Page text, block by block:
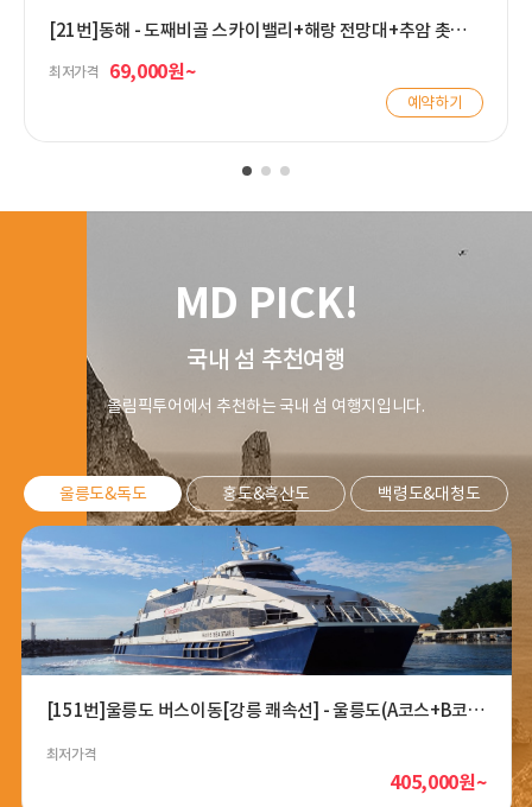
[21번]동해 - 도째비골 스카이밸리+해랑 전망대+추암 촛대바
최저가격 69,000원~
예약하기
MD PICK!
국내 섬 추천여행
올림픽투어에서 추천하는 국내 섬 여행지입니다.
울릉도&독도 홍도&흑산도 백령도&대청도
[151번]울릉도 버스이동[강릉 쾌속선] - 울릉도(A코스+B코
최저가격
405,000원~